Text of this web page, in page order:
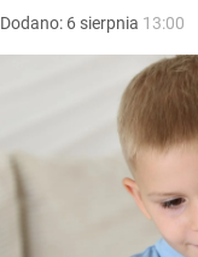
Dodano: 6 sierpnia 13:00